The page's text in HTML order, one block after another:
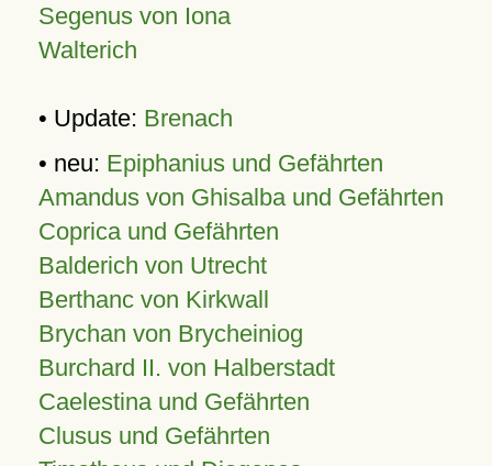
Segenus von Iona
Walterich
• Update: Brenach
• neu: Epiphanius und Gefährten
Amandus von Ghisalba und Gefährten
Coprica und Gefährten
Balderich von Utrecht
Berthanc von Kirkwall
Brychan von Brycheiniog
Burchard II. von Halberstadt
Caelestina und Gefährten
Clusus und Gefährten